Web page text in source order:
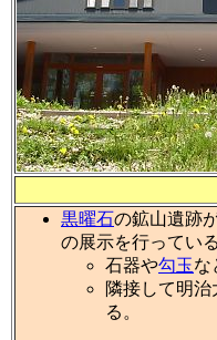
黒曜石の鉱山遺跡
の展示を行っている
石器や勾玉な
隣接して明
る。